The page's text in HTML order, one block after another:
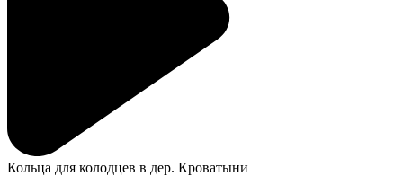
Кольца для колодцев в дер. Кроватыни